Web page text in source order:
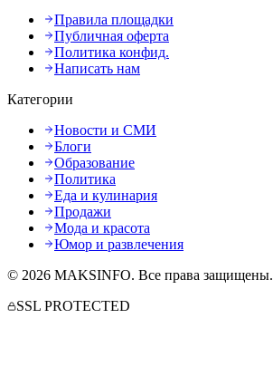
Правила площадки
Публичная оферта
Политика конфид.
Написать нам
Категории
Новости и СМИ
Блоги
Образование
Политика
Еда и кулинария
Продажи
Мода и красота
Юмор и развлечения
© 2026 MAKSINFO. Все права защищены.
SSL PROTECTED